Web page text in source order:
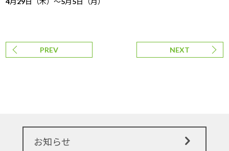
PREV NEXT
お知らせ